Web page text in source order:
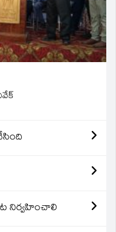
నిర్వహించాలి